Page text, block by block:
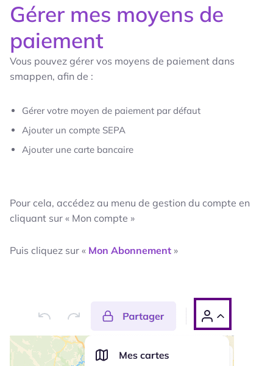
Gérer mes moyens de
paiement
Vous pouvez gérer vos moyens de paiement dans
smappen, afin de :
Gérer votre moyen de paiement par défaut
Ajouter un compte SEPA
Ajouter une carte bancaire
Pour cela, accédez au menu de gestion du compte en
cliquant sur « Mon compte »
Puis cliquez sur « Mon Abonnement »